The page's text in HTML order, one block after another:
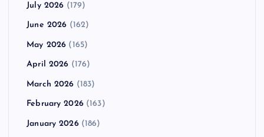
July 2026 (179)
June 2026 (162)
May 2026 (165)
April 2026 (176)
March 2026 (183)
February 2026(163)
January 2026(186)